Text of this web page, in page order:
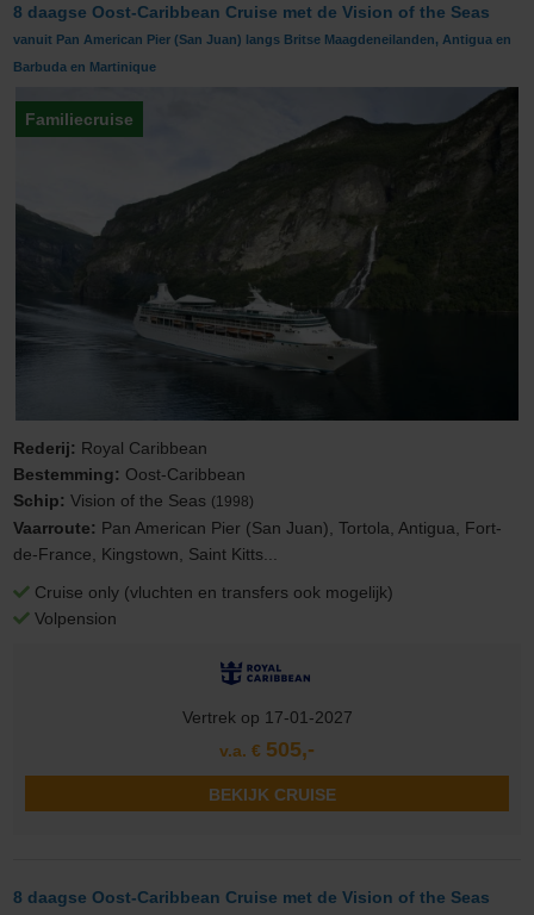
8 daagse Oost-Caribbean Cruise met de Vision of the Seas
vanuit Pan American Pier (San Juan) langs Britse Maagdeneilanden, Antigua en
Barbuda en Martinique
Familiecruise
Rederij: Royal Caribbean
Bestemming: Oost-Caribbean
Schip:Vision of the Seas (1998)
Vaarroute: Pan American Pier (San Juan), Tortola, Antigua, Fort-
de-France, Kingstown, Saint Kitts...
Cruise only (vluchten en transfers ook mogelijk)
Volpension
Vertrek op 17-01-2027
v.a. € 505,-
BEKIJK CRUISE
8 daagse Oost-Caribbean Cruise met de Vision of the Seas